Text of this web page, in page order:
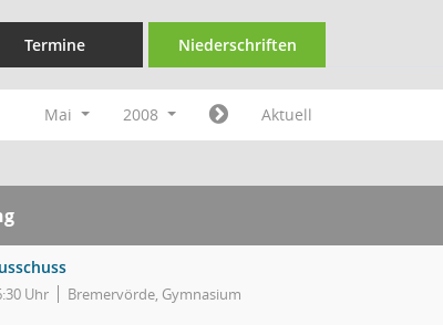
Termine Niederschriften
Mai 2008 Aktuell
Uhr Bremervörde, Gymnasium